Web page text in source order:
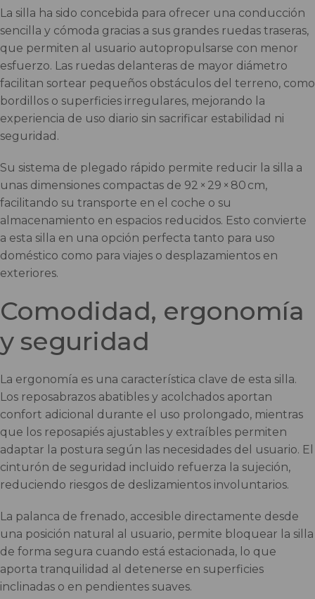
La silla ha sido concebida para ofrecer una conducción
sencilla y cómoda gracias a sus grandes ruedas traseras,
que permiten al usuario autopropulsarse con menor
esfuerzo. Las ruedas delanteras de mayor diámetro
facilitan sortear pequeños obstáculos del terreno, como
bordillos o superficies irregulares, mejorando la
experiencia de uso diario sin sacrificar estabilidad ni
seguridad.
Su sistema de plegado rápido permite reducir la silla a
unas dimensiones compactas de 92 × 29 × 80 cm,
facilitando su transporte en el coche o su
almacenamiento en espacios reducidos. Esto convierte
a esta silla en una opción perfecta tanto para uso
doméstico como para viajes o desplazamientos en
exteriores.
Comodidad, ergonomía
y seguridad
La ergonomía es una característica clave de esta silla.
Los reposabrazos abatibles y acolchados aportan
confort adicional durante el uso prolongado, mientras
que los reposapiés ajustables y extraíbles permiten
adaptar la postura según las necesidades del usuario. El
cinturón de seguridad incluido refuerza la sujeción,
reduciendo riesgos de deslizamientos involuntarios.
La palanca de frenado, accesible directamente desde
una posición natural al usuario, permite bloquear la silla
de forma segura cuando está estacionada, lo que
aporta tranquilidad al detenerse en superficies
inclinadas o en pendientes suaves.